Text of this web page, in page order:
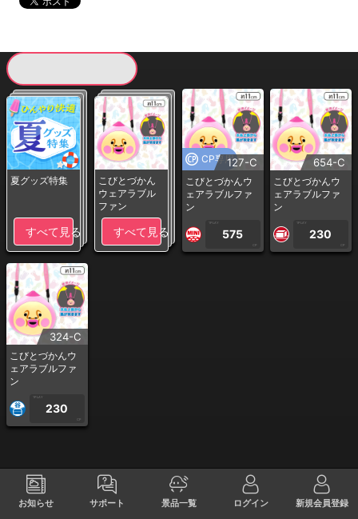
お知らせ サポート 景品一覧 ログイン 新規会員登録
夏グッズ特集
すべて見る
こびとづかん
ウェアラブル
ファン
すべて見る
CP専用127-C
こびとづかんウ
ェアラブルファ
ン
1PLAY
575
CP
654-C
こびとづかんウ
ェアラブルファ
ン
1PLAY
230
CP
324-C
こびとづかんウ
ェアラブルファ
ン
1PLAY
230
CP